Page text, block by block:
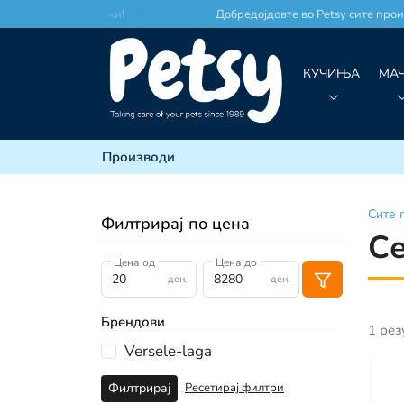
по најдобри цени! Добредојдовте во Petsy сите
КУЧИЊА
Производи
Филтрирај по цена
ден.
Цена од
ден.
Цена до
Брендови
Versele-laga
Филтрирај Ресетирај филтри
Сите
1